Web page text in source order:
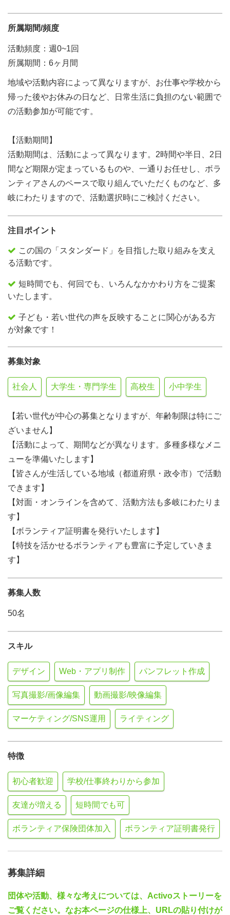
所属期間/頻度
活動頻度：週0~1回
所属期間：6ヶ月間
地域や活動内容によって異なりますが、お仕事や学校から
帰った後やお休みの日など、日常生活に負担のない範囲で
の活動参加が可能です。
【活動期間】
活動期間は、活動によって異なります。2時間や半日、2日
間など期限が定まっているものや、一通りお任せし、ボラ
ンティアさんのペースで取り組んでいただくものなど、多
岐にわたりますので、活動選択時にご検討ください。
注目ポイント
この国の「スタンダード」を目指した取り組みを支え
る活動です。
短時間でも、何回でも、いろんなかかわり方をご提案
いたします。
子ども・若い世代の声を反映することに関心がある方
が対象です！
募集対象
社会人 大学生・専門学生 高校生 小中学生
【若い世代が中心の募集となりますが、年齢制限は特にご
ざいません】
【活動によって、期間などが異なります。多種多様なメニ
ューを準備いたします】
【皆さんが生活している地域（都道府県・政令市）で活動
できます】
【対面・オンラインを含めて、活動方法も多岐にわたりま
す】
【ボランティア証明書を発行いたします】
【特技を活かせるボランティアも豊富に予定していきま
す】
募集人数
50名
スキル
デザイン Web・アプリ制作 パンフレット作成
写真撮影/画像編集 動画撮影/映像編集
マーケティング/SNS運用 ライティング
特徴
初心者歓迎 学校/仕事終わりから参加
友達が増える 短時間でも可
ボランティア保険団体加入 ボランティア証明書発行
募集詳細
団体や活動、様々な考えについては、Activoストーリーを
ご覧ください。なお本ページの仕様上、URLの貼り付けが